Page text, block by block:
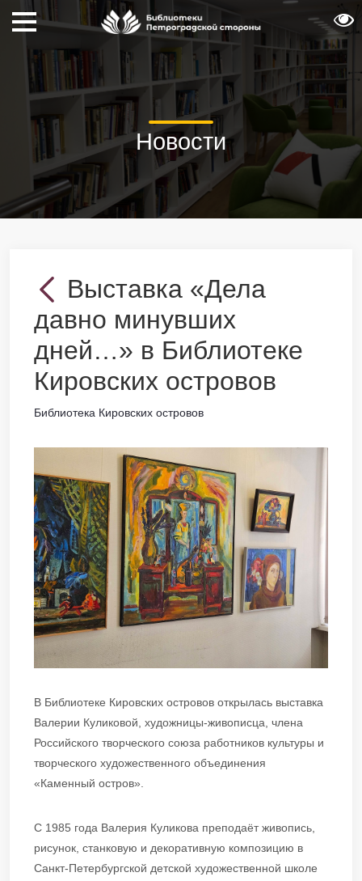
Новости
Выставка «Дела
давно минувших
дней…» в Библиотеке
Кировских островов
Библиотека Кировских островов
В Библиотеке Кировских островов открылась выставка
Валерии Куликовой, художницы-живописца, члена
Российского творческого союза работников культуры и
творческого художественного объединения
«Каменный остров».
С 1985 года Валерия Куликова преподаёт живопись,
рисунок, станковую и декоративную композицию в
Санкт-Петербургской детской художественной школе